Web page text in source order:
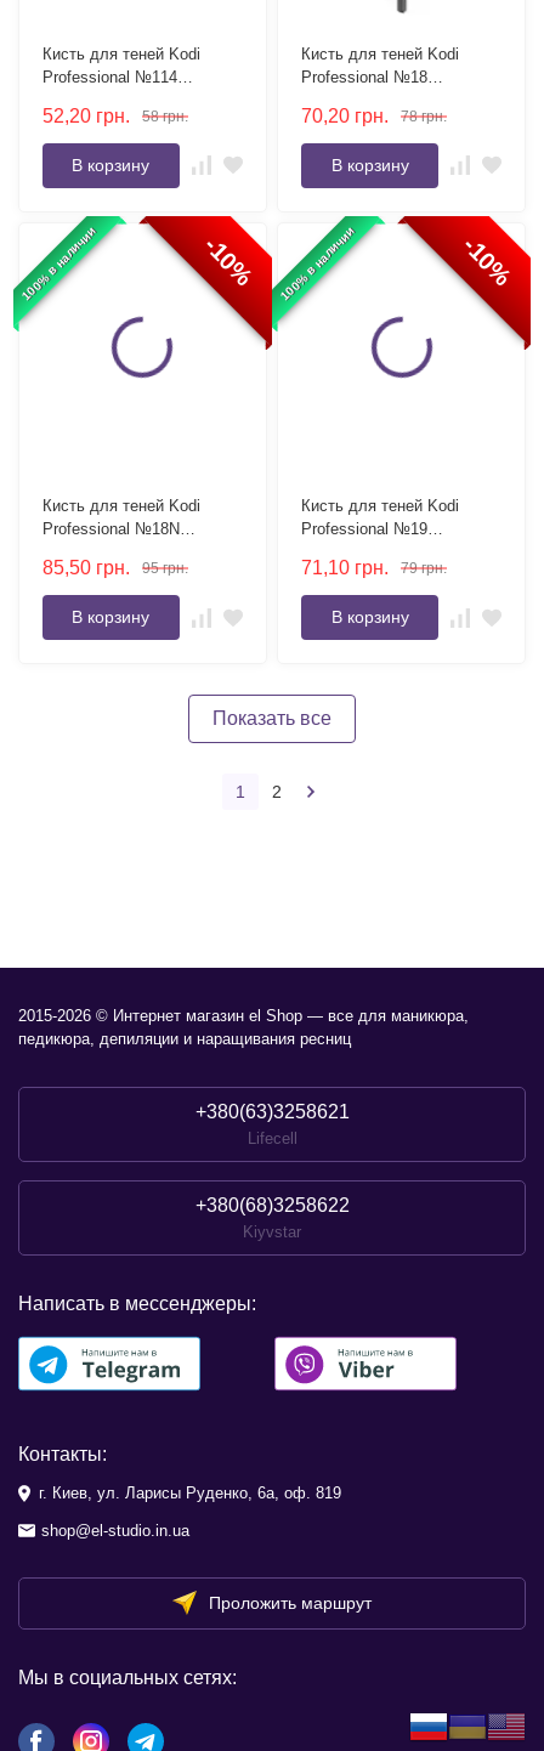
Кисть для теней Kodi
Professional №114
52,20 грн. 58 грн.
В корзину
Кисть для теней Kodi
Professional №18
70,20 грн. 78 грн.
В корзину
100% в наличии -10%
Кисть для теней Kodi
Professional №18N
85,50 грн. 95 грн.
В корзину
100% в наличии -10%
Кисть для теней Kodi
Professional №19
71,10 грн. 79 грн.
В корзину
Показать все
1 2
2015-2026 © Интернет магазин el Shop — все для маникюра,
педикюра, депиляции и наращивания ресниц
+380(63)3258621
Lifecell
+380(68)3258622
Kiyvstar
Написать в мессенджеры:
Контакты:
г. Киев, ул. Ларисы Руденко, 6а, оф. 819
shop@el-studio.in.ua
Проложить маршрут
Мы в социальных сетях: